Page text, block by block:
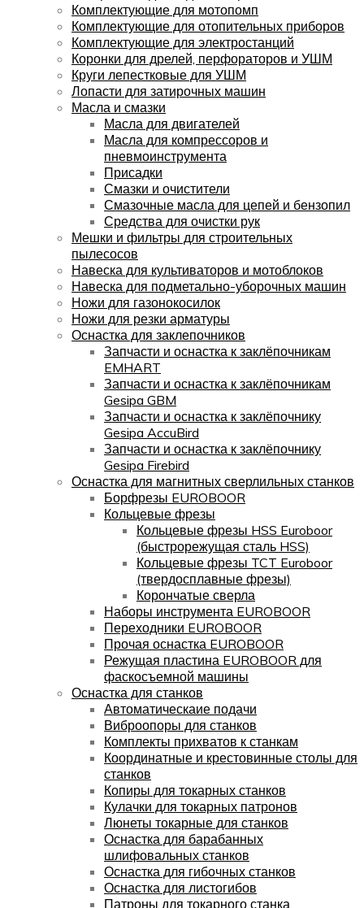
Комплектующие для мотопомп
Комплектующие для отопительных приборов
Комплектующие для электростанций
Коронки для дрелей, перфораторов и УШМ
Круги лепестковые для УШМ
Лопасти для затирочных машин
Масла и смазки
Масла для двигателей
Масла для компрессоров и
пневмоинструмента
Присадки
Смазки и очистители
Смазочные масла для цепей и бензопил
Средства для очистки рук
Мешки и фильтры для строительных
пылесосов
Навеска для культиваторов и мотоблоков
Навеска для подметально-уборочных машин
Ножи для газонокосилок
Ножи для резки арматуры
Оснастка для заклепочников
Запчасти и оснастка к заклёпочникам
EMHART
Запчасти и оснастка к заклёпочникам
Gesipa GBM
Запчасти и оснастка к заклёпочнику
Gesipa AccuBird
Запчасти и оснастка к заклёпочнику
Gesipa Firebird
Оснастка для магнитных сверлильных станков
Борфрезы EUROBOOR
Кольцевые фрезы
Кольцевые фрезы HSS Euroboor
(быстрорежущая сталь HSS)
Кольцевые фрезы TCT Euroboor
(твердосплавные фрезы)
Корончатые сверла
Наборы инструмента EUROBOOR
Переходники EUROBOOR
Прочая оснастка EUROBOOR
Режущая пластина EUROBOOR для
фаскосъемной машины
Оснастка для станков
Автоматическаие подачи
Виброопоры для станков
Комплекты прихватов к станкам
Координатные и крестовинные столы для
станков
Копиры для токарных станков
Кулачки для токарных патронов
Люнеты токарные для станков
Оснастка для барабанных
шлифовальных станков
Оснастка для гибочных станков
Оснастка для листогибов
Патроны для токарного станка